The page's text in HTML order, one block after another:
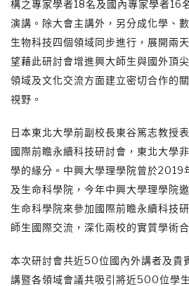
構之專家學者18名及國內專家學者16
演講。除大會主講外，另分成化學、
生物科技四個領域同步進行，展開兩
望藉此研討會增進興大師生與國外頂
領域及文化交流方面建立密切合作的
視野。
日本東北大學前副校長東谷篤志教授
國際前瞻永續科技研討會，東北大學
學的緣分。中興大學理學院曾於2019
及生命科學院，今年中興大學理學院
生命科學院來參加國際前瞻永續科技
師生國際交流，深化兩校的實質學術
本次研討會共近50位國內外講者及貴
講暨各領域會議共吸引將近500位學